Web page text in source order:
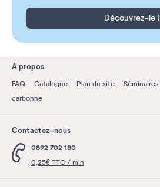
Découvrez-le !
À propos
FAQ Catalogue Plan du site Séminaires
carbonne
Contactez-nous
0892 702 180
0,25€ TTC / min